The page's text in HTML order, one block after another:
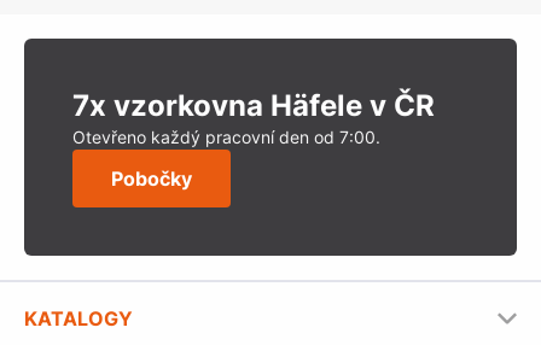
7x vzorkovna Häfele v ČR
Otevřeno každý pracovní den od 7:00.
Pobočky
KATALOGY